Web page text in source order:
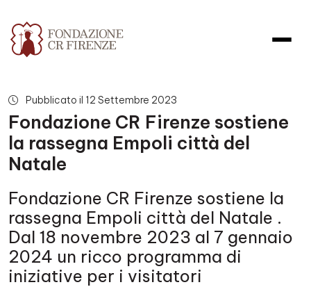
Fondazione CR Firenze
Pubblicato il 12 Settembre 2023
Fondazione CR Firenze sostiene
la rassegna Empoli città del
Natale
Fondazione CR Firenze sostiene la
rassegna Empoli città del Natale .
Dal 18 novembre 2023 al 7 gennaio
2024 un ricco programma di
iniziative per i visitatori